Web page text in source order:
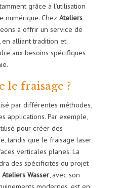
grâce à l’utilisation
numérique. Chez Ateliers
à offrir un service de
en alliant tradition et
aux besoins spécifiques
le fraisage ?
par différentes méthodes,
applications. Par exemple,
pour créer des
tandis que le fraisage laser
verticales planes. La
des spécificités du projet
Ateliers Wasser, avec son